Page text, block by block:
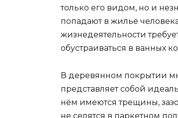
только его видом, но и
попадают в жильё
жизнедеятельности
обустраиваться в ванных
В деревянном покрытии
представляет собой
нём имеются трещины,
не селятся в паркетном